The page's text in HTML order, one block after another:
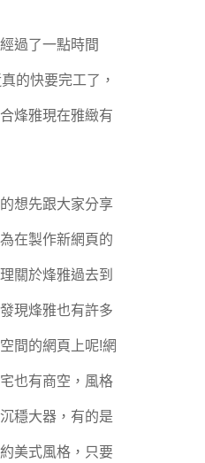
過了一點時間
的快要完工了，
烽雅現在雅緻有
想先跟大家分享
在製作新網頁的
關於烽雅過去到
現烽雅也有許多
間的網頁上呢!網
也有商空，風格
穩大器，有的是
美式風格，只要